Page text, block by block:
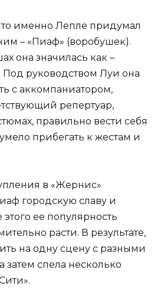
именно Лепле придумал
– «Пиаф» (воробушек).
она значилась как –
руководством Луи она
с аккомпаниатором,
репертуар,
правильно вести себя
прибегать к жестам и
в «Жернис»
городскую славу и
ее популярность
расти. В результате,
на одну сцену с разными
затем спела несколько